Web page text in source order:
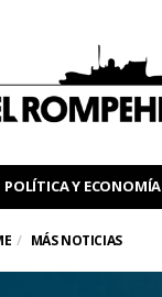
POLÍTICA Y ECONOMÍA
MÁS NOTICIAS